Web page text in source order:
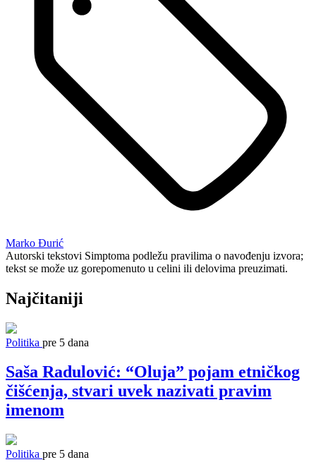
Marko Đurić
Autorski tekstovi Simptoma podležu pravilima o navođenju izvora;
tekst se može uz gorepomenuto u celini ili delovima preuzimati.
Najčitaniji
Politika pre 5 dana
Saša Radulović: “Oluja” pojam etničkog
čišćenja, stvari uvek nazivati pravim
imenom
Politika pre 5 dana